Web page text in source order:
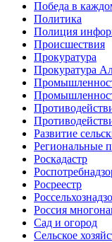
Победа в
Политика
Полиция
Происшествия
Прокуратура
Прокуратура
Развитие
Региональные
Роскадастр
Росреестр
Россия
Сад и огород
Сельское